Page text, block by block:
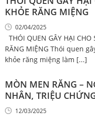
KHỎE RĂNG MIỆNG
02/04/2025
THÓI QUEN GÂY HẠI CHO
RĂNG MIỆNG Thói quen
khỏe răng miệng làm [...]
MÒN MEN RĂNG –
NHÂN, TRIỆU
PHÒNG NGỪA
12/03/2025